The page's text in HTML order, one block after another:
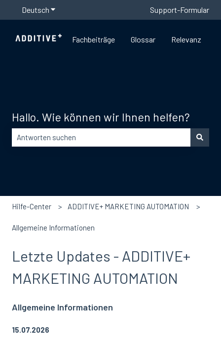
Deutsch Untermenü für Übersetzungen anzeigenSupport-Formular
Fachbeiträge Glossar Relevanz
Hallo. Wie können wir Ihnen helfen?
Hilfe-Center ADDITIVE+ MARKETING AUTOMATION
Allgemeine Informationen
Letzte Updates - ADDITIVE+
MARKETING AUTOMATION
Allgemeine Informationen
15.07.2026